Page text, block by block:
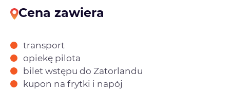
Cena zawiera
transport
opiekę pilota
bilet wstępu do Zatorlandu
kupon na frytki i napój